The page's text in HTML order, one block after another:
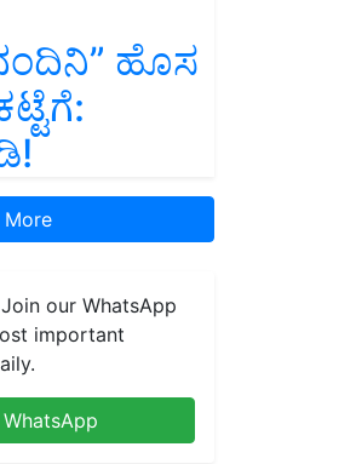
ಹೊಸ
our WhatsApp
important